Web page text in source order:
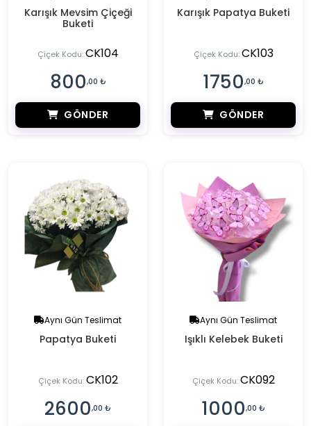
Karışık Mevsim Çiçeği
Buketi
Çiçek Kodu:CK104
800,00 ₺
GÖNDER
Karışık Papatya Buketi
Çiçek Kodu:CK103
1750,00 ₺
GÖNDER
Aynı Gün Teslimat
Papatya Buketi
Çiçek Kodu:CK102
2600,00 ₺
Aynı Gün Teslimat
Işıklı Kelebek Buketi
Çiçek Kodu:CK092
1000,00 ₺